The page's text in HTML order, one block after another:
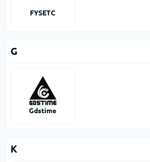
FYSETC
G
Gdstime
K